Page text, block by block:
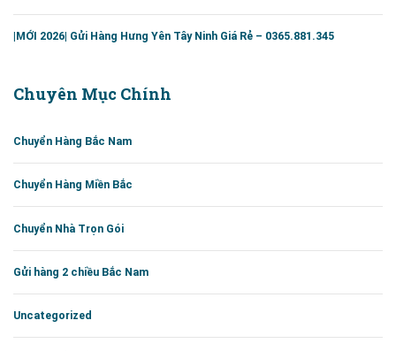
|MỚI 2026| Gửi Hàng Hưng Yên Tây Ninh Giá Rẻ – 0365.881.345
Chuyên Mục Chính
Chuyển Hàng Bắc Nam
Chuyển Hàng Miền Bắc
Chuyển Nhà Trọn Gói
Gửi hàng 2 chiều Bắc Nam
Uncategorized